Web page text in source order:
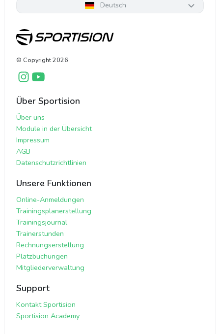
Deutsch
© Copyright2026
Über Sportision
Über uns
Module in der Übersicht
Impressum
AGB
Datenschutzrichtlinien
Unsere Funktionen
Online-Anmeldungen
Trainingsplanerstellung
Trainingsjournal
Trainerstunden
Rechnungserstellung
Platzbuchungen
Mitgliederverwaltung
Support
Kontakt Sportision
Sportision Academy